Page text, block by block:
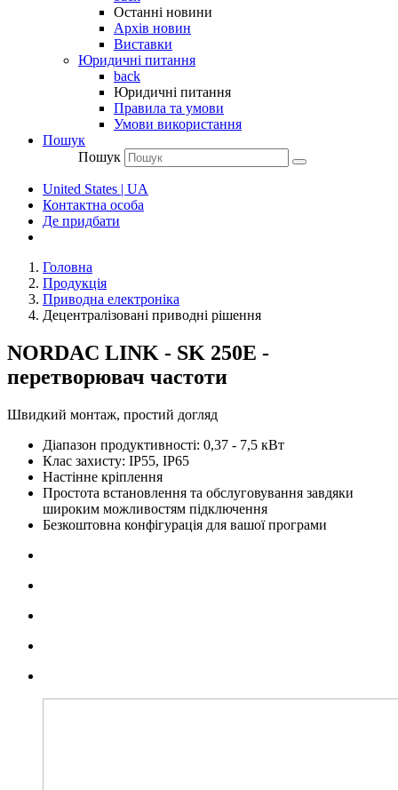
Останні новини
Архів новин
Виставки
Юридичні питання
back
Юридичні питання
Правила та умови
Умови використання
Пошук
Пошук
United States | UA
Контактна особа
Де придбати
Головна
Продукція
Приводна електроніка
Децентралізовані приводні рішення
NORDAC LINK - SK 250E -
перетворювач частоти
Швидкий монтаж, простий догляд
Діапазон продуктивності: 0,37 - 7,5 кВт
Клас захисту: IP55, IP65
Настінне кріплення
Простота встановлення та обслуговування завдяки
широким можливостям підключення
Безкоштовна конфігурація для вашої програми